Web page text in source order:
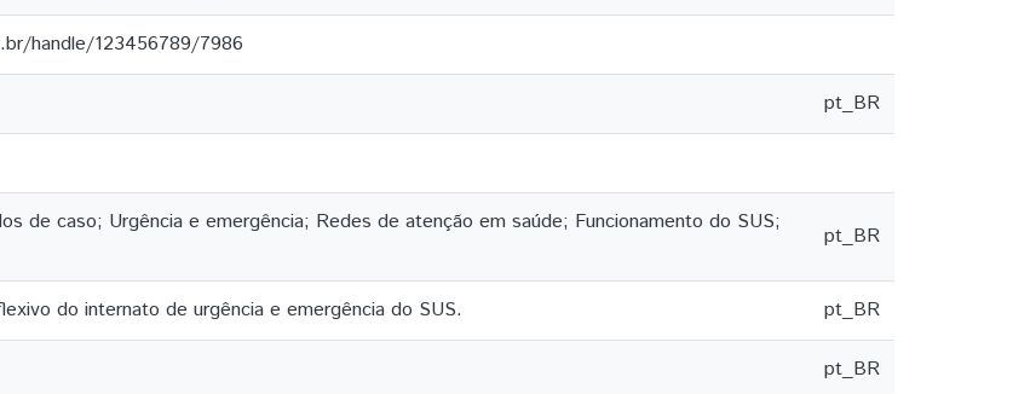
handle/123456789/7986
pt_BR
de caso; Urgência e emergência; Redes de atenção em saúde; Funcionamento do SUS;
pt_BR
do internato de urgência e emergência do SUS. pt_BR
pt_BR